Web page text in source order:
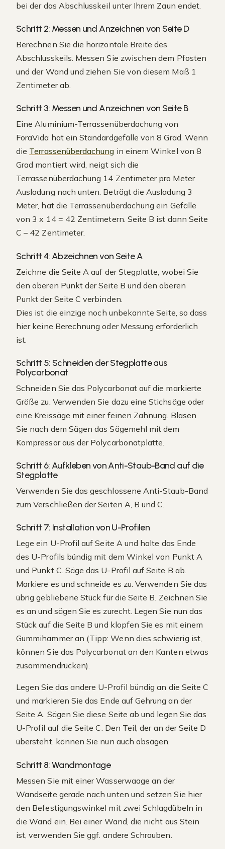
bei der das Abschlusskeil unter Ihrem Zaun endet.
Schritt 2: Messen und Anzeichnen von Seite D
Berechnen Sie die horizontale Breite des
Abschlusskeils. Messen Sie zwischen dem Pfosten
und der Wand und ziehen Sie von diesem Maß 1
Zentimeter ab.
Schritt 3: Messen und Anzeichnen von Seite B
Eine Aluminium-Terrassenüberdachung von
ForaVida hat ein Standardgefälle von 8 Grad. Wenn
die Terrassenüberdachung in einem Winkel von 8
Grad montiert wird, neigt sich die
Terrassenüberdachung 14 Zentimeter pro Meter
Ausladung nach unten. Beträgt die Ausladung 3
Meter, hat die Terrassenüberdachung ein Gefälle
von 3 x 14 = 42 Zentimetern. Seite B ist dann Seite
C – 42 Zentimeter.
Schritt 4: Abzeichnen von Seite A
Zeichne die Seite A auf der Stegplatte, wobei Sie
den oberen Punkt der Seite B und den oberen
Punkt der Seite C verbinden.
Dies ist die einzige noch unbekannte Seite, so dass
hier keine Berechnung oder Messung erforderlich
ist.
Schritt 5: Schneiden der Stegplatte aus
Polycarbonat
Schneiden Sie das Polycarbonat auf die markierte
Größe zu. Verwenden Sie dazu eine Stichsäge oder
eine Kreissäge mit einer feinen Zahnung. Blasen
Sie nach dem Sägen das Sägemehl mit dem
Kompressor aus der Polycarbonatplatte.
Schritt 6: Aufkleben von Anti-Staub-Band auf die
Stegplatte
Verwenden Sie das geschlossene Anti-Staub-Band
zum Verschließen der Seiten A, B und C.
Schritt 7: Installation von U-Profilen
Lege ein U-Profil auf Seite A und halte das Ende
des U-Profils bündig mit dem Winkel von Punkt A
und Punkt C. Säge das U-Profil auf Seite B ab.
Markiere es und schneide es zu. Verwenden Sie das
übrig gebliebene Stück für die Seite B. Zeichnen Sie
es an und sägen Sie es zurecht. Legen Sie nun das
Stück auf die Seite B und klopfen Sie es mit einem
Gummihammer an (Tipp: Wenn dies schwierig ist,
können Sie das Polycarbonat an den Kanten etwas
zusammendrücken).
Legen Sie das andere U-Profil bündig an die Seite C
und markieren Sie das Ende auf Gehrung an der
Seite A. Sägen Sie diese Seite ab und legen Sie das
U-Profil auf die Seite C. Den Teil, der an der Seite D
übersteht, können Sie nun auch absägen.
Schritt 8: Wandmontage
Messen Sie mit einer Wasserwaage an der
Wandseite gerade nach unten und setzen Sie hier
den Befestigungswinkel mit zwei Schlagdübeln in
die Wand ein. Bei einer Wand, die nicht aus Stein
ist, verwenden Sie ggf. andere Schrauben.